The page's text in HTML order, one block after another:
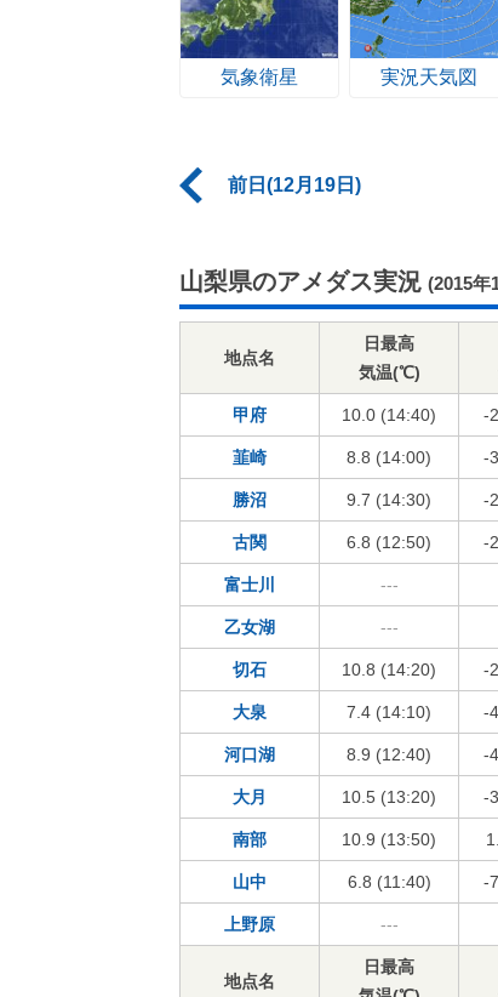
気象衛星 実況天気図
前日(12月19日)
山梨県のアメダス実況 (2015年
地点名
日最高
気温(℃)
甲府 10.0 (14:40) -
韮崎 8.8 (14:00) -
勝沼 9.7 (14:30) -
古関 6.8 (12:50) -
富士川 ---
乙女湖 ---
切石 10.8 (14:20) -
大泉 7.4 (14:10) -
河口湖 8.9 (12:40) -
大月 10.5 (13:20) -
南部 10.9 (13:50)
山中 6.8 (11:40) -
上野原 ---
地点名
日最高